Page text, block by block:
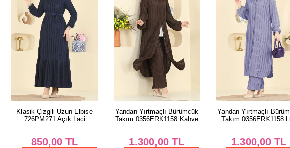
Yandan Yırtmaçlı Bürümcük
Takım 0356ERK1158 Kahve
1.300,00TL
Yandan Yırtmaçlı Bürümcük
Takım 0356ERK1158 Lila
1.300,00 TL
Aksesuar Detaylı 2 li
Takım 2839SLK540
944,45TL